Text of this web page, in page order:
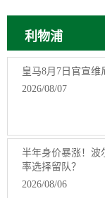
利物浦
皇马8月7日官宣维
2026/08/07
半年身价暴涨！波
率选择留队？
2026/08/06